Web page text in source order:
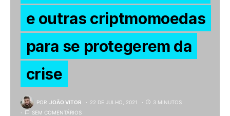
e outras criptmomoedas
para se protegerem da
crise
POR JOÃO VITOR 22 DE JULHO, 2021
3 MINUTOS
SEM COMENTÁRIOS